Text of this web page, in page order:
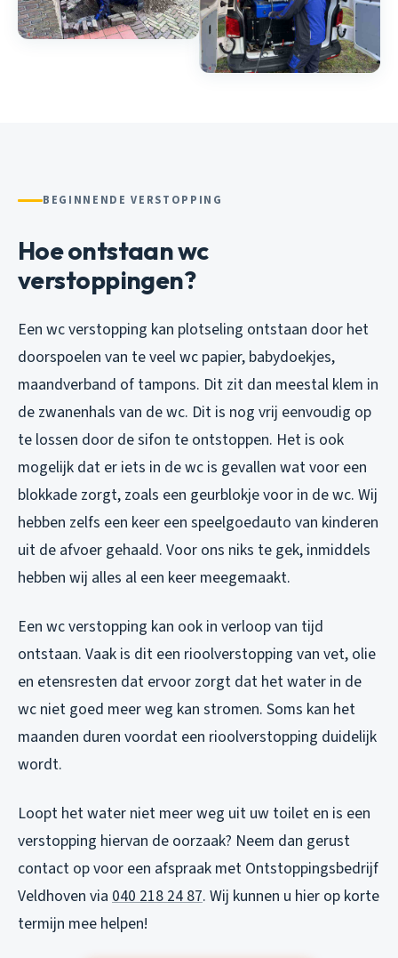
BEGINNENDE VERSTOPPING
Hoe ontstaan wc
verstoppingen?
Een wc verstopping kan plotseling ontstaan door het
doorspoelen van te veel wc papier, babydoekjes,
maandverband of tampons. Dit zit dan meestal klem in
de zwanenhals van de wc. Dit is nog vrij eenvoudig op
te lossen door de sifon te ontstoppen. Het is ook
mogelijk dat er iets in de wc is gevallen wat voor een
blokkade zorgt, zoals een geurblokje voor in de wc. Wij
hebben zelfs een keer een speelgoedauto van kinderen
uit de afvoer gehaald. Voor ons niks te gek, inmiddels
hebben wij alles al een keer meegemaakt.
Een wc verstopping kan ook in verloop van tijd
ontstaan. Vaak is dit een rioolverstopping van vet, olie
en etensresten dat ervoor zorgt dat het water in de
wc niet goed meer weg kan stromen. Soms kan het
maanden duren voordat een rioolverstopping duidelijk
wordt.
Loopt het water niet meer weg uit uw toilet en is een
verstopping hiervan de oorzaak? Neem dan gerust
contact op voor een afspraak met Ontstoppingsbedrijf
Veldhoven via 040 218 24 87. Wij kunnen u hier op korte
termijn mee helpen!